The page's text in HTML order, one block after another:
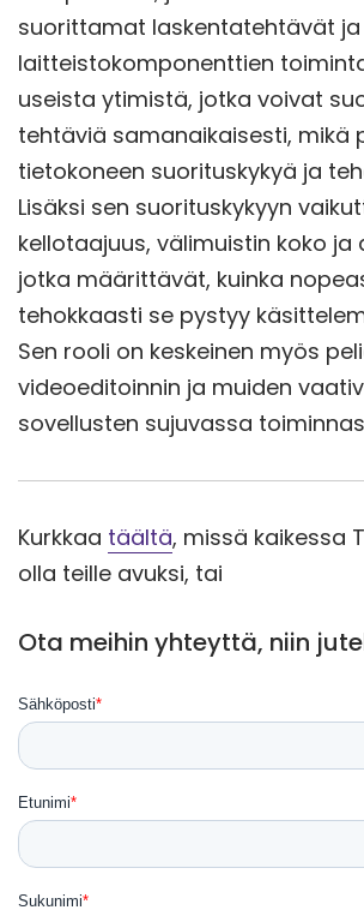
suorittamat laskentatehtävät
laitteistokomponenttien
useista ytimistä, jotka voivat
tehtäviä samanaikaisesti, mikä
tietokoneen suorituskykyä ja
Lisäksi sen suorituskykyyn
kellotaajuus, välimuistin koko ja
jotka määrittävät, kuinka
tehokkaasti se pystyy
Sen rooli on keskeinen myös
videoeditoinnin ja muiden
sovellusten sujuvassa
Kurkkaa täältä, missä kaikessa
olla teille avuksi, tai
Ota meihin yhteyttä, niin